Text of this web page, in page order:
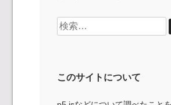
検
索:
このサイトについて